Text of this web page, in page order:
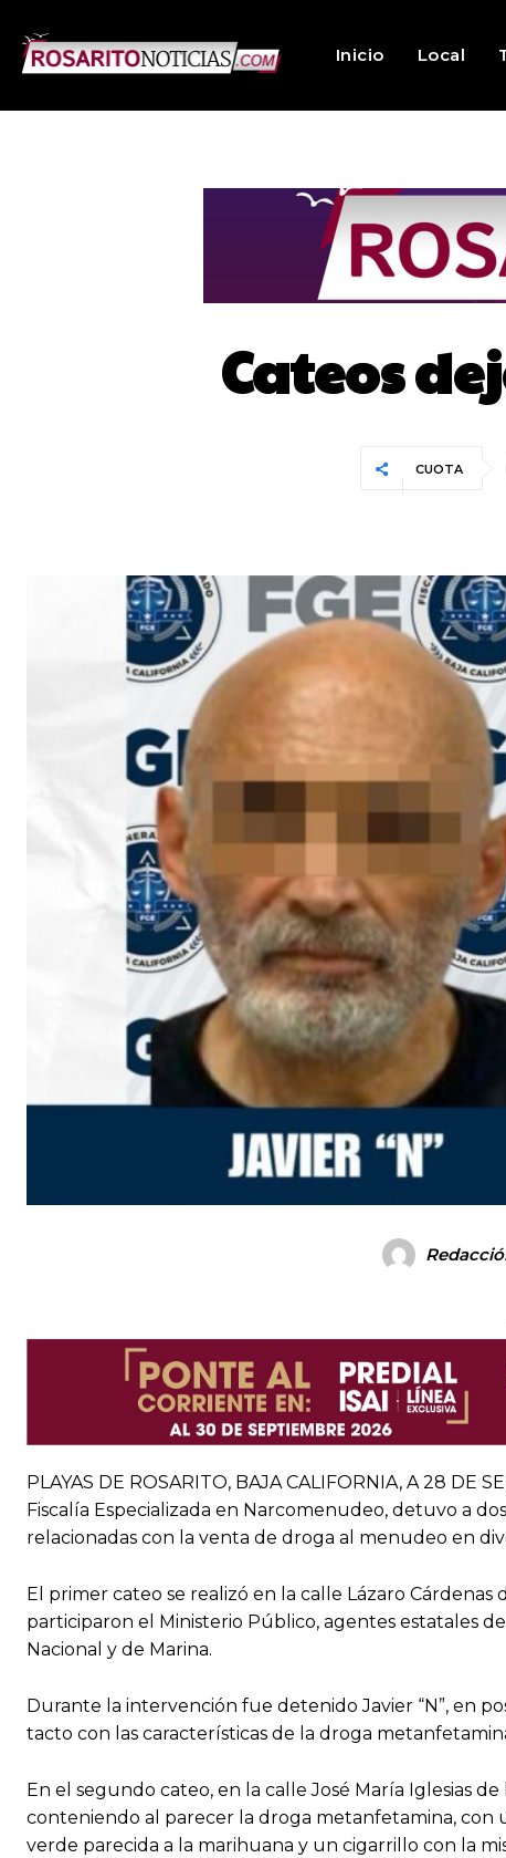
Inicio Local
Cateos
CUOTA
PLAYAS DE ROSARITO, BAJA CALIFORNIA, A 28 DE
Fiscalía Especializada en Narcomenudeo, detuvo a
relacionadas con la venta de droga al menudeo en
El primer cateo se realizó en la calle Lázaro
participaron el Ministerio Público, agentes estatales
Nacional y de Marina.
Durante la intervención fue detenido Javier “N”, en
tacto con las características de la droga
En el segundo cateo, en la calle José María Iglesias
conteniendo al parecer la droga metanfetamina, con
verde parecida a la marihuana y un cigarrillo con la